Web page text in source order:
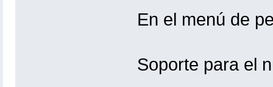
En el menú de
Soporte para el